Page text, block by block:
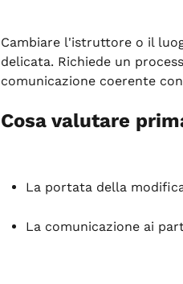
Cambiare l'istruttore o il
delicata. Richiede un
comunicazione coerente
Cosa valutare
La portata della
La comunicazione ai